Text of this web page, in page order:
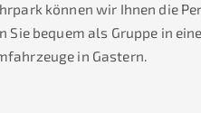
können wir Ihnen die
Sie bequem als Gruppe in
in Gastern.